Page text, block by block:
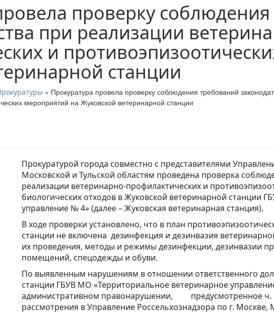
проверку
при реализации
и
станции
» Прокуратура провела проверку соблюдения требований
мероприятий на Жуковской ветеринарной станции
Прокуратурой города совместно с представителями
Московской и Тульской областям проведена проверка
реализации ветеринарно-профилактических и
биологических отходов в Жуковской ветеринарной станции
управление № 4» (далее – Жуковская ветеринарная станция).
В ходе проверки установлено, что в план
станции не включена дезинфекция и дезинвазия
их проведения, методы и режимы дезинфекции, дезинвазии
помещений, спецодежды и обуви.
По выявленным нарушениям в отношении ответственного
станции ГБУВ МО «Территориальное ветеринарное
административном правонарушении, предусмотренное ч.
рассмотрения в Управление Россельхознадзора по г. Москве,